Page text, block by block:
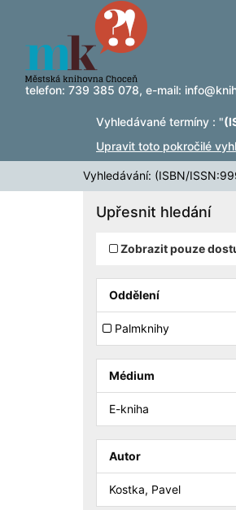
Zobrazuji výsledky1 - 2z2
Přeskočit na obsah
telefon: 739 385 078, e-mail:
Vyhledávané termíny : "
Upravit toto pokročilé
Vyhledávání: (ISBN/
Upřesnit hledání
Zobrazit pouze
Oddělení
Palmknihy
Médium
E-kniha
Autor
Kostka, Pavel